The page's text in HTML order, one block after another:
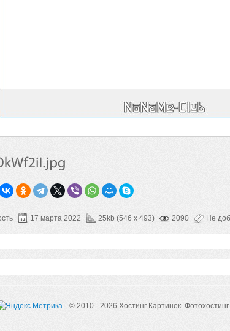
17 марта 2022 25kb (546 x 493) 2090 Не
© 2010 - 2026 Хостинг Картинок.